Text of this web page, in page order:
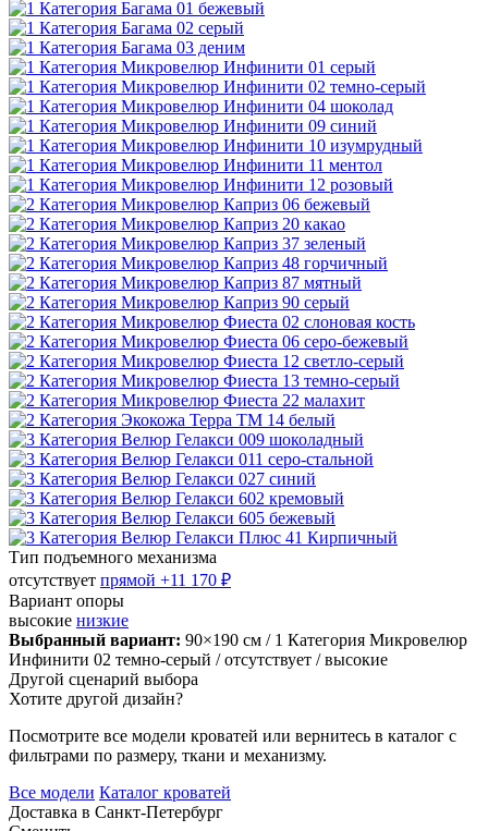
Тип подъемного механизма
отсутствует прямой +11 170 ₽
Вариант опоры
высокие низкие
Выбранный вариант: 90×190 см / 1 Категория Микровелюр
Инфинити 02 темно-серый / отсутствует / высокие
Другой сценарий выбора
Хотите другой дизайн?
Посмотрите все модели кроватей или вернитесь в каталог с
фильтрами по размеру, ткани и механизму.
Все модели Каталог кроватей
Доставка в Санкт-Петербург